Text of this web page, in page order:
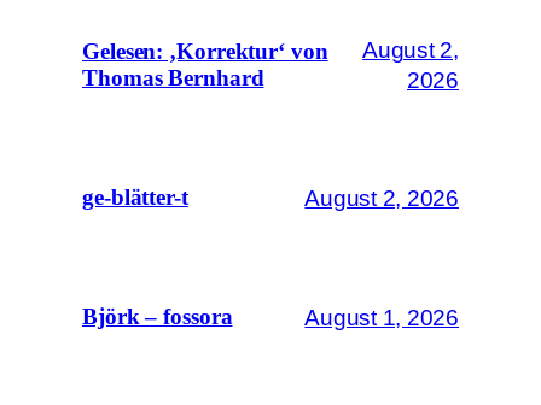
Gelesen: ‚Korrektur‘ von
Thomas Bernhard
August 2,
2026
ge-blätter-t August 2, 2026
Björk – fossora August 1, 2026